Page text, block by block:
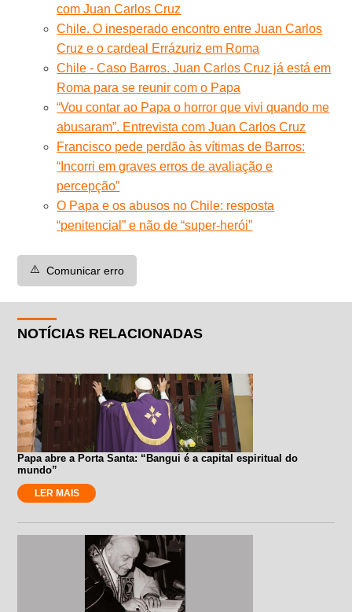
com Juan Carlos Cruz
Chile. O inesperado encontro entre Juan Carlos
Cruz e o cardeal Errázuriz em Roma
Chile - Caso Barros. Juan Carlos Cruz já está em
Roma para se reunir com o Papa
“Vou contar ao Papa o horror que vivi quando me
abusaram”. Entrevista com Juan Carlos Cruz
Francisco pede perdão às vítimas de Barros:
“Incorri em graves erros de avaliação e
percepção”
O Papa e os abusos no Chile: resposta
“penitencial” e não de “super-herói”
⚠️ Comunicar erro
NOTÍCIAS RELACIONADAS
Papa abre a Porta Santa: “Bangui é a capital espiritual do
mundo”
LER MAIS